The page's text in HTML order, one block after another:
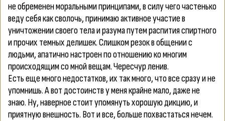
не обременен моральными принципами, в силу чего частенько
веду себя как сволочь, принимаю активное участие в
уничтожении своего тела и разума путем распития спиртного
и прочих темных делишек. Слишком резок в общении с
людьми, апатично настроен по отношению ко многим
происходящим со мной вещам. Чересчур ленив.
Есть еще много недостатков, их так много, что все сразу и не
упомнишь. А вот достоинств у меня крайне мало, даже не
знаю. Ну, наверное стоит упомянуть хорошую дикцию, и
приятную внешность. Вот и все, больше похвастаться нечем.